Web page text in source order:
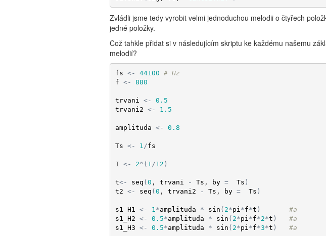
Zvládli jsme tedy vyrobit velmi jednoduchou melodii o čtyřech
jedné položky.
Což tahkle přidat si v následujícím skriptu ke každému našemu
melodií?
fs <- 44100 # Hz
f <- 880
trvani <-
0.5
trvani2 <- 1.5
amplituda <- 0.8
Ts <- 1 /fs
I <- 2^ ( 1 /12 )
t<- seq (0 , trvani - Ts , by = Ts )
t2 <- seq (0 , trvani2 - Ts , by = Ts )
s1_H1 <- 1 *amplituda * sin ( 2*pi *f*t )
#a
s1_H2 <- 0.5*amplituda * sin ( 2*pi *f*2*t )
#a
s1_H3 <- 0.5*amplituda * sin ( 2*pi *f*3*t ) #a